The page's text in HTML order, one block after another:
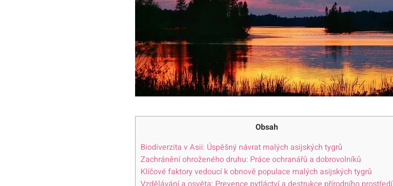
Obsah
Biodiverzita v Asii: Úspěšný návrat malých asijských tygrů
Zachránění⁣ ohroženého druhu: Práce ochranářů a dobrovolníků
Klíčové faktory vedoucí k ‍obnově populace malých asijských tygrů